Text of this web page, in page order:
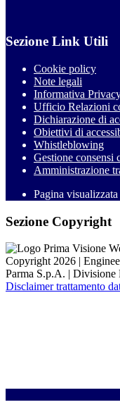
Sezione Link Utili
Cookie policy
Note legali
Informativa
Ufficio Relazioni
Dichiarazione di
Obiettivi di
Whistleblowing
Gestione consensi
Amministrazione
Pagina visualizzata
Sezione Copyright
Copyright 2026 |
Parma S.p.A. |
Disclaimer trattamento